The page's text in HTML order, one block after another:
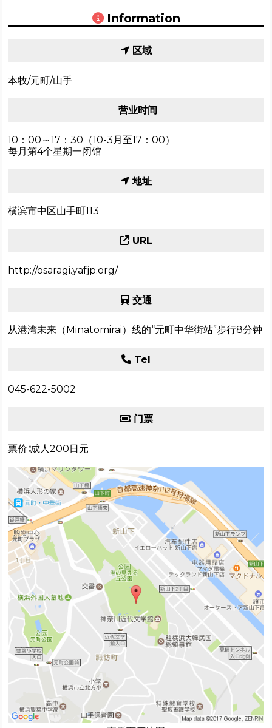
Information
区域
本牧/元町/山手
营业时间
10：00～17：30（10-3月至17：00）
每月第4个星期一闭馆
地址
横滨市中区山手町113
URL
http://osaragi.yafjp.org/
交通
从港湾未来（Minatomirai）线的“元町中华街站”步行8分钟
Tel
045-622-5002
门票
票价∶成人200日元